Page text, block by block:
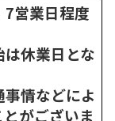
営業日程度
休業日とな
情などによ
がございま